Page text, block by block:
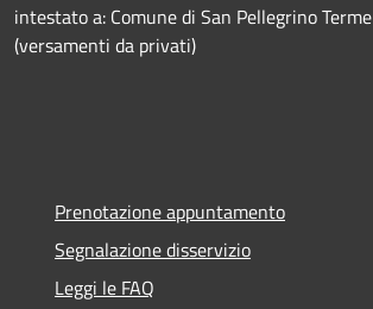
intestato a: Comune di San Pellegrino Terme
(versamenti da privati)
Prenotazione appuntamento
Segnalazione disservizio
Leggi le FAQ